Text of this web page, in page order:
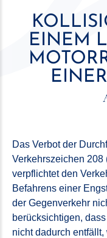
EINEM
Das Verbot der
Verkehrszeichen 208
verpflichtet den
Befahrens einer
der Gegenverkehr
berücksichtigen,
nicht dadurch